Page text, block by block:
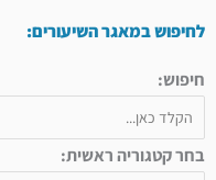
לחיפוש במאגר השיעורים:
חיפוש:
בחר קטגוריה ראשית: